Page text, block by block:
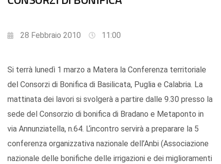
28 Febbraio 2010 11:00
Si terrà lunedì 1 marzo a Matera la Conferenza territoriale
del Consorzi di Bonifica di Basilicata, Puglia e Calabria. La
mattinata dei lavori si svolgerà a partire dalle 9.30 presso la
sede del Consorzio di bonifica di Bradano e Metaponto in
via Annunziatella, n.64. L‘incontro servirà a preparare la 5
conferenza organizzativa nazionale dell’Anbi (Associazione
nazionale delle bonifiche delle irrigazioni e dei miglioramenti